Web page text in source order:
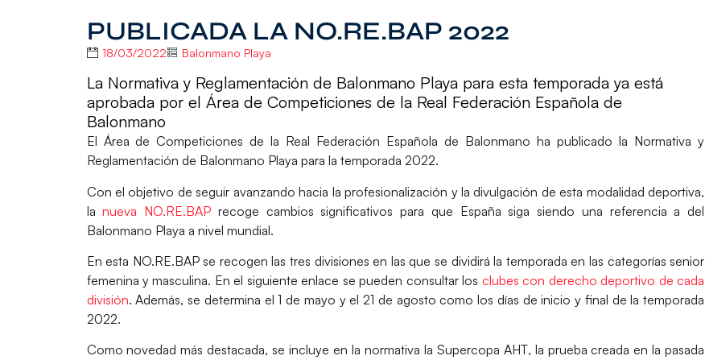
PUBLICADA LA NO.RE.BAP 2022
18/03/2022 Balonmano Playa
La Normativa y Reglamentación de Balonmano Playa para esta temporada ya está
aprobada por el Área de Competiciones de la Real Federación Española de
Balonmano
El Área de Competiciones de la Real Federación Española de Balonmano ha publicado la Normativa y
Reglamentación de Balonmano Playa para la temporada 2022.
Con el objetivo de seguir avanzando hacia la profesionalización y la divulgación de esta modalidad deportiva,
lanueva NO.RE.BAP recoge cambios significativos para que España siga siendo una referencia a del
Balonmano Playa a nivel mundial.
En esta NO.RE.BAP se recogen las tres divisiones en las que se dividirá la temporada en las categorías senior
femenina y masculina. En el siguiente enlace se pueden consultar los clubes con derecho deportivo de cada
división. Además, se determina el 1 de mayo y el 21 de agosto como los días de inicio y final de la temporada
2022.
Como novedad más destacada, se incluye en la normativa la Supercopa AHT, la prueba creada en la pasada